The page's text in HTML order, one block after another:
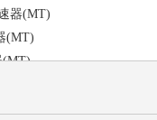
器(MT)
(MT)
(MT)